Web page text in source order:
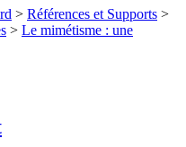
> Références et Supports >
> Le mimétisme : une